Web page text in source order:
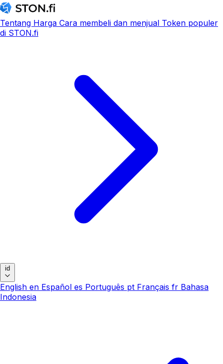
Tentang Harga Cara membeli dan menjual Token populer
di STON.fi
id
English en Español es Português pt Français fr Bahasa
Indonesia